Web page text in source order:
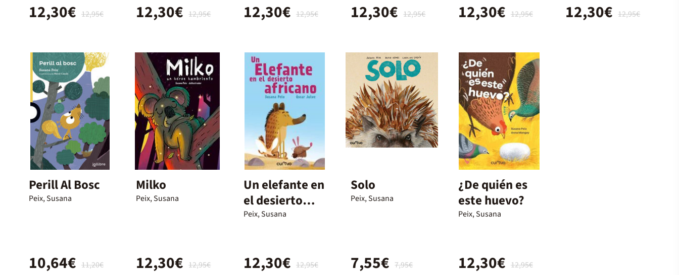
12,95€
12,30€ 12,95€
12,30€ 12,95€
12,30€ 12,95€
12,30€ 12,95€
12,30€ 12,95€
12,30€
Perill Al Bosc
Peix, Susana
11,20€
10,64€
Milko
Peix, Susana
12,95€
12,30€
Un elefante en
el desierto
africano
Peix, Susana
12,95€
12,30€
Solo
Peix, Susana
7,95€
7,55€
¿De quién es
este huevo?
Peix, Susana
12,95€
12,30€